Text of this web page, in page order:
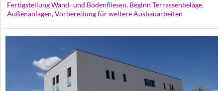
Fertigstellung Wand- und Bodenfliesen, Beginn Terrassenbeläge,
Außenanlagen, Vorbereitung für weitere Ausbauarbeiten